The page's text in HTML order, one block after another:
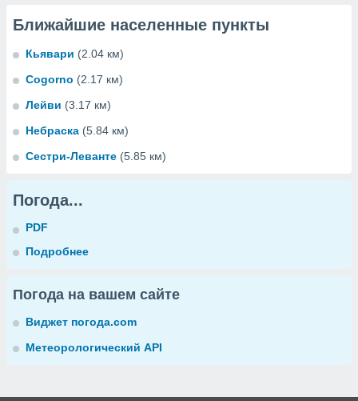
Ближайшие населенные пункты
Кьявари (2.04 км)
Cogorno (2.17 км)
Лейви (3.17 км)
Небраска (5.84 км)
Сестри-Леванте (5.85 км)
Погода...
PDF
Подробнее
Погода на вашем сайте
Виджет погода.com
Метеорологический API